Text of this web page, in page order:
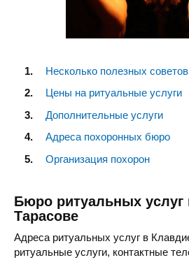
Несколько полезных советов
Цены на ритуальные услуги
Дополнительные услуги
Адреса похоронных бюро
Организация похорон
Бюро ритуальных услуг
Тарасове
Адреса ритуальных услуг в
ритуальные услуги, контактные